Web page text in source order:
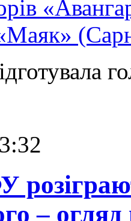
–